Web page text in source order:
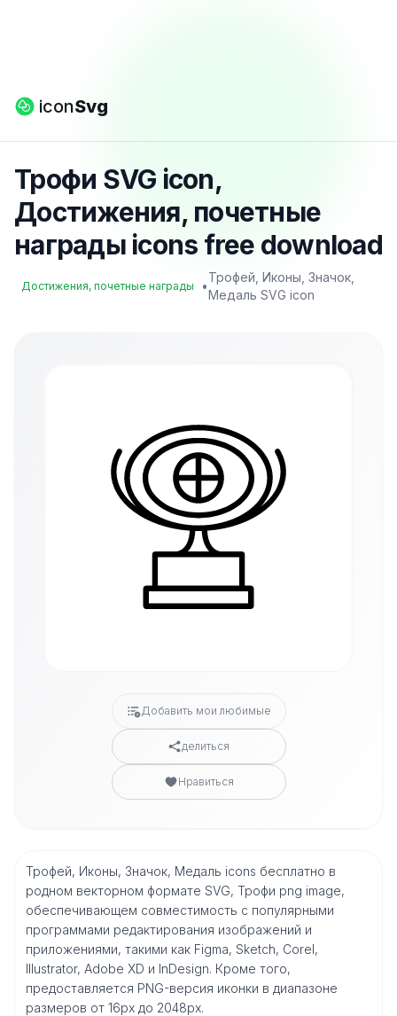
iconSvg
Трофи SVG icon,
Достижения, почетные
награды icons free download
Достижения, почетные награды •
Трофей, Иконы, Значок,
Медаль SVG icon
Добавить мои любимые
делиться
Нравиться
Трофей, Иконы, Значок, Медаль icons бесплатно в
родном векторном формате SVG, Трофи png image,
обеспечивающем совместимость с популярными
программами редактирования изображений и
приложениями, такими как Figma, Sketch, Corel,
Illustrator, Adobe XD и InDesign. Кроме того,
предоставляется PNG-версия иконки в диапазоне
размеров от 16px до 2048px.